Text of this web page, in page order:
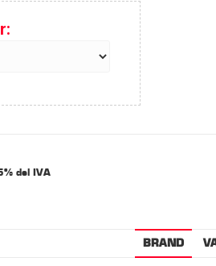
del IVA
BRAND